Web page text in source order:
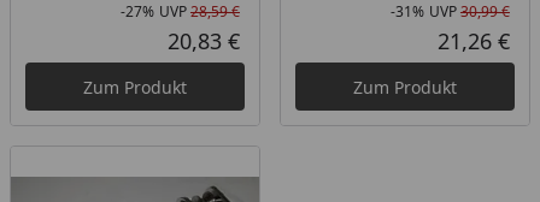
Rabatt in Prozent
-27%
Ursprünglicher Preis
UVP28,59 €
Aktueller Preis
20,83 €
Zum Produkt
-31% UVP30,99 €
21,26 €
Zum Produkt